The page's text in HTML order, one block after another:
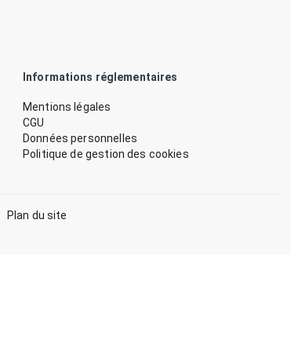
Informations réglementaires
Mentions légales
CGU
Données personnelles
Politique de gestion des cookies
Plan du site